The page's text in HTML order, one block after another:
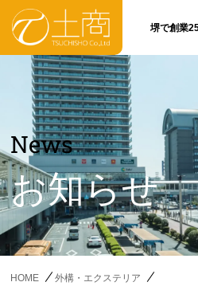
堺で創業
News
お知らせ
HOME
外構・エクステリア